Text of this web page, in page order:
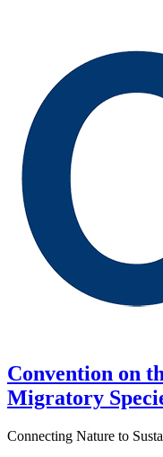
Convention on
Migratory
Connecting Nature to